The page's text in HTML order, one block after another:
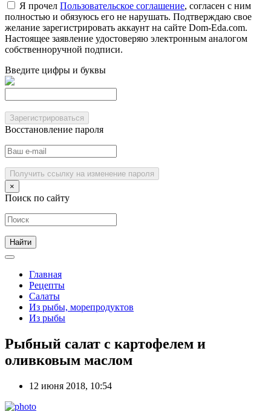
Я прочел Пользовательское соглашение, согласен с ним
полностью и обязуюсь его не нарушать. Подтверждаю свое
желание зарегистрировать аккаунт на сайте Dom-Eda.com.
Настоящее заявление удостоверяю электронным аналогом
собственноручной подписи.
Введите цифры и буквы
Зарегистрироваться
Восстановление пароля
Получить ссылку на изменение пароля
×
Поиск по сайту
Главная
Рецепты
Салаты
Из рыбы, морепродуктов
Из рыбы
Рыбный салат с картофелем и
оливковым маслом
12 июня 2018, 10:54